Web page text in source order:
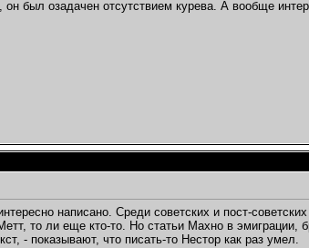
он был озадачен отсутствием курева. А вообще
написано. Среди советских и пост-
то ли еще кто-то. Но статьи Махно в эмиграции,
- показывают, что писать-то Нестор как раз умел.